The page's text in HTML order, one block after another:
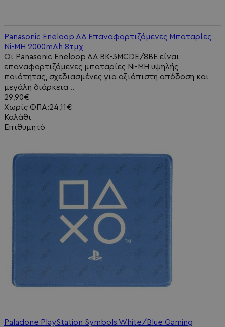
Panasonic Eneloop AA Επαναφορτιζόμενες Μπαταρίες
Ni-MH 2000mAh 8τμχ
Οι Panasonic Eneloop AA BK-3MCDE/8BE είναι
επαναφορτιζόμενες μπαταρίες Ni-MH υψηλής
ποιότητας, σχεδιασμένες για αξιόπιστη απόδοση και
μεγάλη διάρκεια ..
29,90€
Χωρίς ΦΠΑ:24,11€
Καλάθι
Επιθυμητό
Paladone PlayStation Symbols White/Blue Gaming